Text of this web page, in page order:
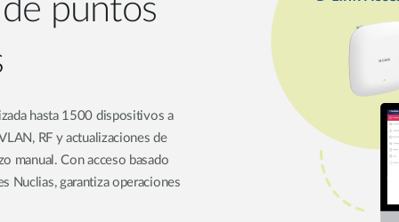
puntos
hasta 1500 dispositivos a
RF y actualizaciones de
manual. Con acceso basado
Nuclias, garantiza operaciones